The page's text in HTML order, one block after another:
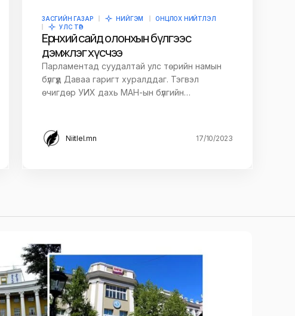
ЗАСГИЙН ГАЗАР НИЙГЭМ
ОНЦЛОХ НИЙТЛЭЛ
УЛС ТӨР
Ерөнхий сайд олонхын бүлгээс
дэмжлэг хүсчээ
Парламентад суудалтай улс төрийн намын
бүлгүүд Даваа гаригт хуралддаг. Тэгвэл
өчигдөр УИХ дахь МАН-ын бүлгийн…
Niitlel.mn 17/10/2023